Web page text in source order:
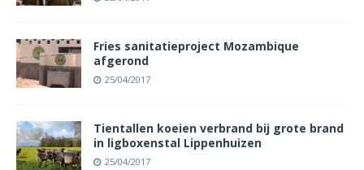
Fries sanitatieproject Mozambique
afgerond
25/04/2017
Tientallen koeien verbrand bij grote brand
in ligboxenstal Lippenhuizen
25/04/2017